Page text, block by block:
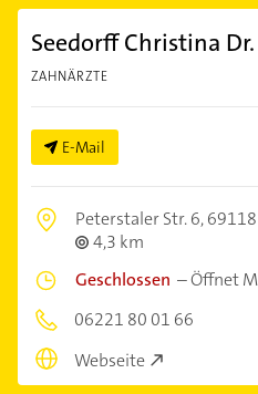
Seedorff Christina Dr.
ZAHNÄRZTE
E-Mail
Peterstaler Str. 6,
4,3 km
Geschlossen –Öffnet
06221 80 01 66
Webseite